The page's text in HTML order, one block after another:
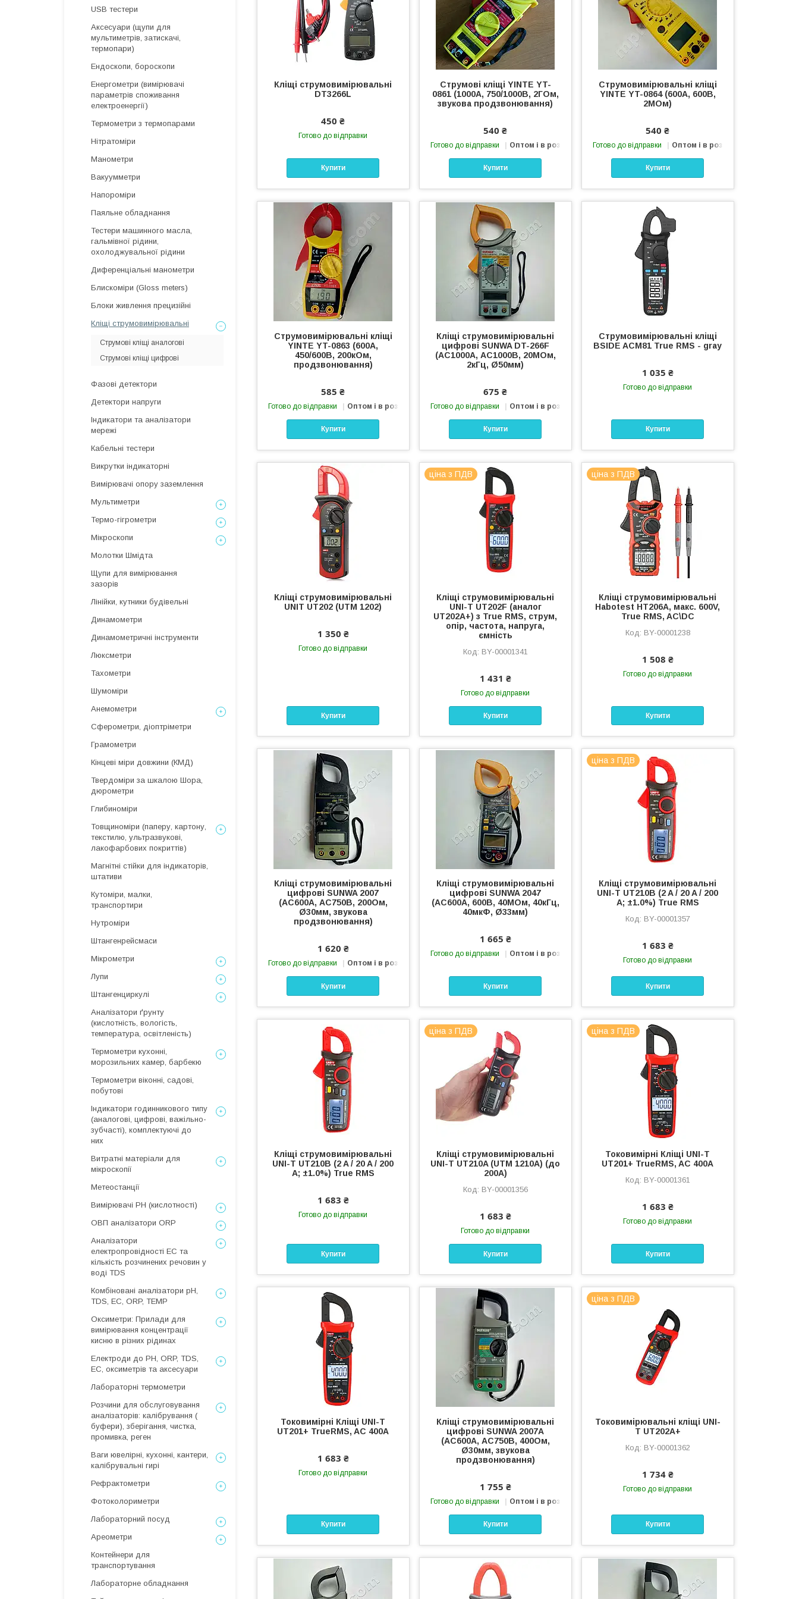
Кліщі струмовимірювальні
DT3266L
450 ₴
Готово до відправки
Купити
Струмові кліщі YINTE YT-
0861 (1000А, 750/1000В, 2ГОм,
звукова продзвонювання)
540 ₴
Готово до відправки Оптом і в роздріб
Купити
Струмовимірювальні кліщі
YINTE YT-0864 (600A, 600В,
2МОм)
540 ₴
Готово до відправки Оптом і в роздріб
Купити
Струмовимірювальні кліщі
YINTE YT-0863 (600A,
450/600В, 200кОм,
продзвонювання)
585 ₴
Готово до відправки Оптом і в роздріб
Купити
Кліщі струмовимірювальні
цифрові SUNWA DT-266F
(AC1000A, АС1000В, 20МОм,
2кГц, Ø50мм)
675 ₴
Готово до відправки Оптом і в роздріб
Купити
Струмовимірювальні кліщі
BSIDE ACM81 True RMS - gray
1 035 ₴
Готово до відправки
Купити
Кліщі струмовимірювальні
UNIT UT202 (UTM 1202)
1 350 ₴
Готово до відправки
Купити
ціна з ПДВ
Кліщі струмовимірювальні
UNI-T UT202F (аналог
UT202А+) з True RMS, струм,
опір, частота, напруга,
ємність
BY-00001341
1 431 ₴
Готово до відправки
Купити
ціна з ПДВ
Кліщі струмовимірювальні
Habotest HT206A, макс. 600V,
True RMS, AC\DC
BY-00001238
1 508 ₴
Готово до відправки
Купити
Кліщі струмовимірювальні
цифрові SUNWA 2007
(AC600A, АС750В, 200Ом,
Ø30мм, звукова
продзвонювання)
1 620 ₴
Готово до відправки Оптом і в роздріб
Купити
Кліщі струмовимірювальні
цифрові SUNWA 2047
(AC600A, 600В, 40МОм, 40кГц,
40мкФ, Ø33мм)
1 665 ₴
Готово до відправки Оптом і в роздріб
Купити
ціна з ПДВ
Кліщі струмовимірювальні
UNI-T UT210B (2 A / 20 A / 200
A; ±1.0%) True RMS
BY-00001357
1 683 ₴
Готово до відправки
Купити
Кліщі струмовимірювальні
UNI-T UT210B (2 A / 20 A / 200
A; ±1.0%) True RMS
1 683 ₴
Готово до відправки
Купити
ціна з ПДВ
Кліщі струмовимірювальні
UNI-T UT210A (UTM 1210A) (до
200A)
BY-00001356
1 683 ₴
Готово до відправки
Купити
ціна з ПДВ
Токовимірні Кліщі UNI-T
UT201+ TrueRMS, AC 400A
BY-00001361
1 683 ₴
Готово до відправки
Купити
Токовимірні Кліщі UNI-T
UT201+ TrueRMS, AC 400A
1 683 ₴
Готово до відправки
Купити
Кліщі струмовимірювальні
цифрові SUNWA 2007A
(AC600A, АС750В, 400Ом,
Ø30мм, звукова
продзвонювання)
1 755 ₴
Готово до відправки Оптом і в роздріб
Купити
ціна з ПДВ
Токовимірювальні кліщі UNI-
T UT202A+
BY-00001362
1 734 ₴
Готово до відправки
Купити
USB тестери
Аксесуари (щупи для
мультиметрів, затискачі,
термопари)
Ендоскопи, бороскопи
Енергометри (вимірювачі
параметрів споживання
електроенергії)
Термометри з термопарами
Нітратоміри
Манометри
Вакуумметри
Напороміри
Паяльне обладнання
Тестери машинного масла,
гальмівної рідини,
охолоджувальної рідини
Диференціальні манометри
Блискоміри (Gloss meters)
Блоки живлення прецизійні
Кліщі струмовимірювальні
Струмові кліщі аналогові
Струмові кліщі цифрові
Фазові детектори
Детектори напруги
Індикатори та аналізатори
мережі
Кабельні тестери
Викрутки індикаторні
Вимірювачі опору заземлення
Мультиметри
Термо-гігрометри
Мікроскопи
Молотки Шмідта
Щупи для вимірювання
зазорів
Лінійки, кутники будівельні
Динамометри
Динамометричні інструменти
Люксметри
Тахометри
Шумоміри
Анемометри
Сферометри, діоптріметри
Грамометри
Кінцеві міри довжини (КМД)
Твердоміри за шкалою Шора,
дюрометри
Глибиноміри
Товщиноміри (паперу, картону,
текстилю, ультразвукові,
лакофарбових покриттів)
Магнітні стійки для індикаторів,
штативи
Кутоміри, малки,
транспортири
Нутроміри
Штангенрейсмаси
Мікрометри
Лупи
Штангенциркулі
Аналізатори ґрунту
(кислотність, вологість,
температура, освітленість)
Термометри кухонні,
морозильних камер, барбекю
Термометри віконні, садові,
побутові
Індикатори годинникового типу
(аналогові, цифрові, важільно-
зубчасті), комплектуючі до
них
Витратні матеріали для
мікроскопії
Метеостанції
Вимірювачі РН (кислотності)
ОВП аналізатори ORP
Аналізатори
електропровідності EC та
кількість розчинених речовин у
воді TDS
Комбіновані аналізатори pH,
TDS, EC, ORP, TEMP
Оксиметри: Прилади для
вимірювання концентрації
кисню в різних рідинах
Електроди до PH, ORP, TDS,
EC, оксиметрів та аксесуари
Лабораторні термометри
Розчини для обслуговування
аналізаторів: калібрування (
буфери), зберігання, чистка,
промивка, реген
Ваги ювелірні, кухонні, кантери,
калібрувальні гирі
Рефрактометри
Фотоколориметри
Лабораторний посуд
Ареометри
Контейнери для
транспортування
Лабораторне обладнання